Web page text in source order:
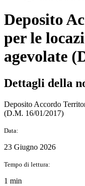
Deposito
per le
agevolate
Dettagli della
Deposito Accordo
(D.M. 16/01/2017)
Data:
23 Giugno 2026
Tempo di lettura:
1 min